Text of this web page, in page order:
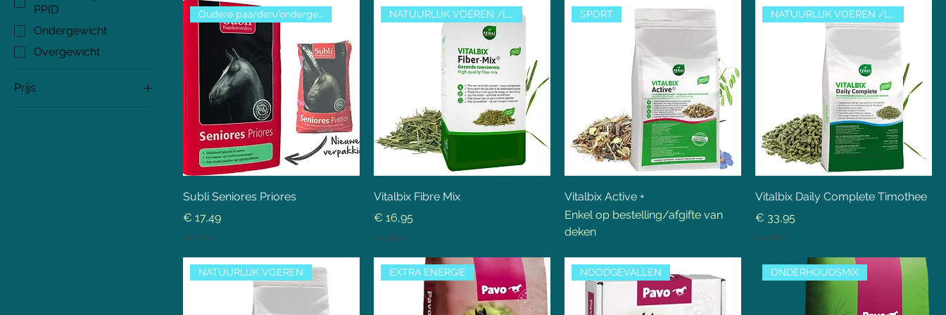
PPID
Ondergewicht
Overgewicht
Prijs
Oudere paarden/ondergewicht
Subli Seniores Priores
Prijs
€ 17,49
incl.Btw
NATUURLIJK VOEREN /LUZERNEVRIJ
Vitalbix Fibre Mix
Prijs
€ 16,95
incl.Btw
SPORT
Vitalbix Active +
Enkel op bestelling/afgifte van
deken
NATUURLIJK VOEREN /LUZERNEVRIJ
Vitalbix Daily Complete Timothee
Prijs
€ 33,95
incl.Btw
NATUURLIJK VOEREN EXTRA ENERGIE NOODGEVALLEN ONDERHOUDSMIX